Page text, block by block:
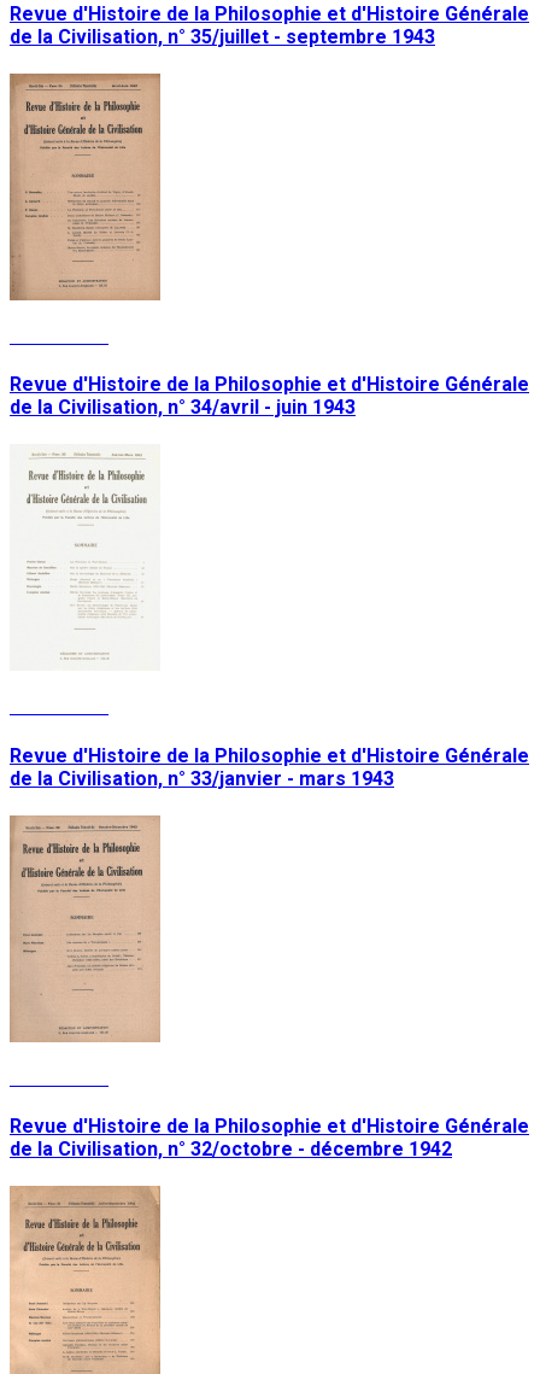
Revue d'Histoire de la Philosophie et d'Histoire Générale
de la Civilisation, n° 35/juillet - septembre 1943
Revue d'Histoire de la Philosophie et d'Histoire Générale
de la Civilisation, n° 34/avril - juin 1943
Revue d'Histoire de la Philosophie et d'Histoire Générale
de la Civilisation, n° 33/janvier - mars 1943
Revue d'Histoire de la Philosophie et d'Histoire Générale
de la Civilisation, n° 32/octobre - décembre 1942